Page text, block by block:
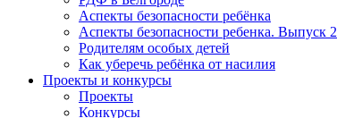
Аспекты безопасности ребёнка
Аспекты безопасности ребенка. Выпуск 2
Родителям особых детей
Как уберечь ребёнка от насилия
Проекты и конкурсы
Проекты
Конкурсы